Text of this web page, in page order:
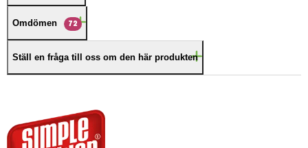
Omdömen 72
Ställ en fråga till oss om den här produkten